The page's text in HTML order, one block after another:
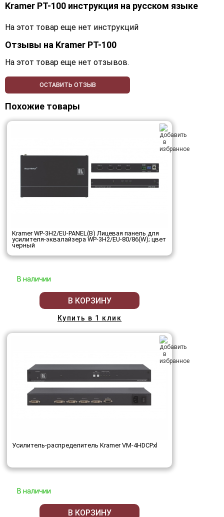
Kramer PT-100 инструкция на русском языке
На этот товар еще нет инструкций
Отзывы на Kramer PT-100
На этот товар еще нет отзывов.
ОСТАВИТЬ ОТЗЫВ
Похожие товары
Kramer WP-3H2/EU-PANEL(B) Лицевая панель для
усилителя-эквалайзера WP-3H2/EU-80/86(W); цвет
черный
В наличии
В КОРЗИНУ
Купить в 1 клик
Усилитель-распределитель Kramer VM-4HDCPxl
В наличии
В КОРЗИНУ